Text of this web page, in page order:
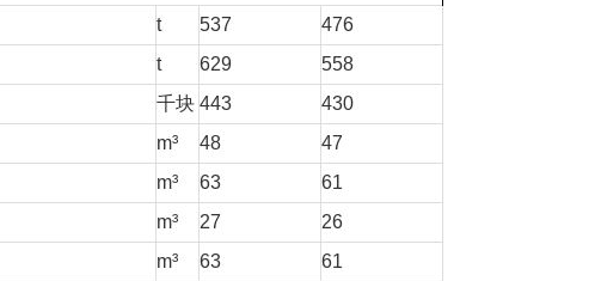
t 537
476
t 629
558
千块 443
430
m³ 48
47
m³ 63
61
m³ 27
26
m³ 63
61